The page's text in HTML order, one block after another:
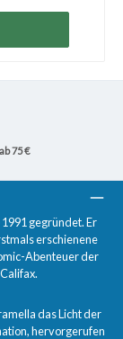
75 €
gegründet. Er
erschienene
Abenteuer der
das Licht der
hervorgerufen